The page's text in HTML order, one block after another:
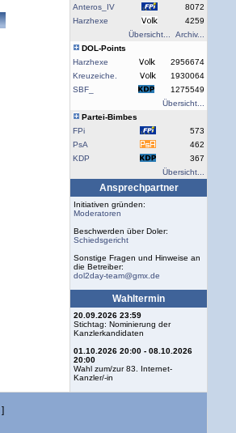
Anteros_IV
8072
Harzhexe
4259
Übersicht...
Archiv...
DOL-Points
Harzhexe
2956674
Kreuzeiche.
1930064
SBF_
1275549
Übersicht...
Partei-Bimbes
FPi
573
PsA
462
KDP
367
Übersicht...
Ansprechpartner
Initiativen gründen:
Moderatoren
Beschwerden über Doler:
Schiedsgericht
Sonstige Fragen und Hinweise an
die Betreiber:
dol2day-team@gmx.de
Wahltermin
20.09.2026 23:59
Stichtag: Nominierung der
Kanzlerkandidaten
01.10.2026 20:00 - 08.10.2026
20:00
Wahl zum/zur 83. Internet-
Kanzler/-in
]